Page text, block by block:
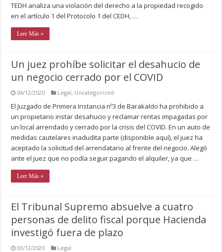
TEDH analiza una violación del derecho a la propiedad recogido
en el artículo 1 del Protocolo 1 del CEDH, …
Leer Más »
Un juez prohíbe solicitar el desahucio de
un negocio cerrado por el COVID
04/12/2020 Legal, Uncategorized
El Juzgado de Primera Instancia nº3 de Barakaldo ha prohibido a
un propietario instar desahucio y reclamar rentas impagadas por
un local arrendado y cerrado por la crisis del COVID. En un auto de
medidas cautelares inadudita parte (disponible aquí), el juez ha
aceptado la solicitud del arrendatario al frente del negocio. Alegó
ante el juez que no podía seguir pagando el alquiler, ya que …
Leer Más »
El Tribunal Supremo absuelve a cuatro
personas de delito fiscal porque Hacienda
investigó fuera de plazo
03/12/2020 Legal